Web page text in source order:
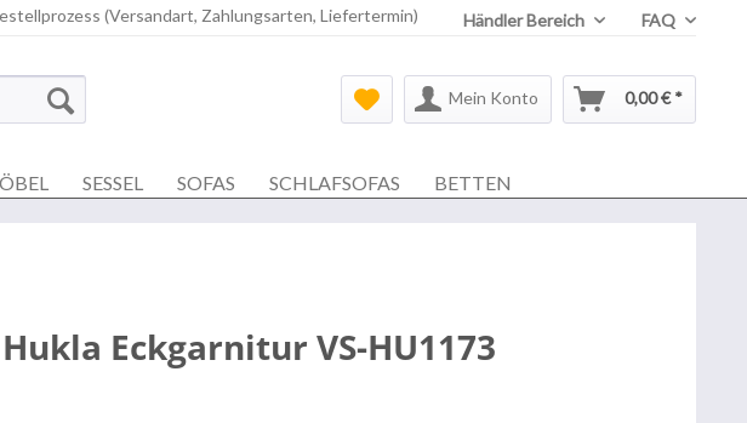
(Versandart, Zahlungsarten, Liefertermin) Händler Bereich FAQ
Mein Konto 0,00 € *
SESSEL SOFAS SCHLAFSOFAS BETTEN
Hukla Eckgarnitur VS-HU1173